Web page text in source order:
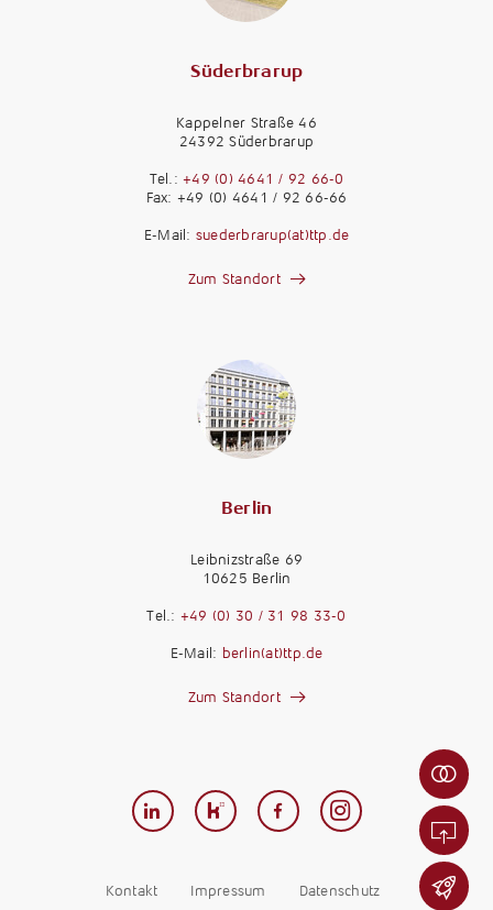
Süderbrarup
Kappelner Straße 46
24392 Süderbrarup
Tel.: +49 (0) 4641 / 92 66-0
Fax: +49 (0) 4641 / 92 66-66
E-Mail: suederbrarup(at)ttp.de
Zum Standort
Berlin
Leibnizstraße 69
10625 Berlin
Tel.: +49 (0) 30 / 31 98 33-0
E-Mail: berlin(at)ttp.de
Zum Standort
Kontakt Impressum Datenschutz
n
t
w
e
r
d
e
e
n
-
F
e
r
n
a
r
r
i
e
e